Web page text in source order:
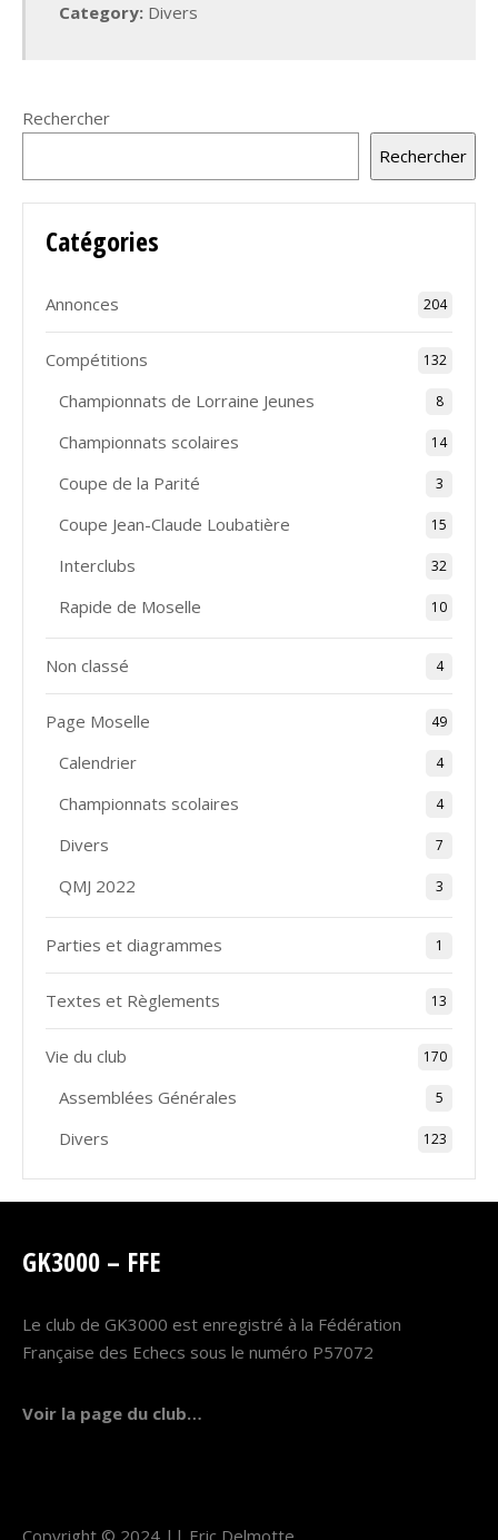
Category: Divers
Rechercher
Rechercher
Catégories
Annonces 204
Compétitions 132
Championnats de Lorraine Jeunes 8
Championnats scolaires 14
Coupe de la Parité 3
Coupe Jean-Claude Loubatière 15
Interclubs 32
Rapide de Moselle 10
Non classé 4
Page Moselle 49
Calendrier 4
Championnats scolaires 4
Divers 7
QMJ 2022 3
Parties et diagrammes 1
Textes et Règlements 13
Vie du club 170
Assemblées Générales 5
Divers 123
GK3000 – FFE
Le club de GK3000 est enregistré à la Fédération
Française des Echecs sous le numéro P57072
Voir la page du club…
Copyright © 2024 || Eric Delmotte